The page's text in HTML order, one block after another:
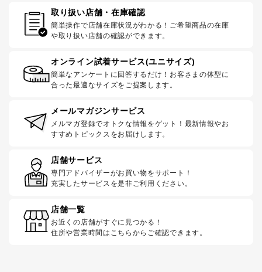
取り扱い店舗・在庫確認
簡単操作で店舗在庫状況がわかる！ご希望商品の在庫
や取り扱い店舗の確認ができます。
オンライン試着サービス(ユニサイズ)
簡単なアンケートに回答するだけ！お客さまの体型に
合った最適なサイズをご提案します。
メールマガジンサービス
メルマガ登録でオトクな情報をゲット！最新情報やお
すすめトピックスをお届けします。
店舗サービス
専門アドバイザーがお買い物をサポート！
充実したサービスを是非ご利用ください。
店舗一覧
お近くの店舗がすぐに見つかる！
住所や営業時間はこちらからご確認できます。